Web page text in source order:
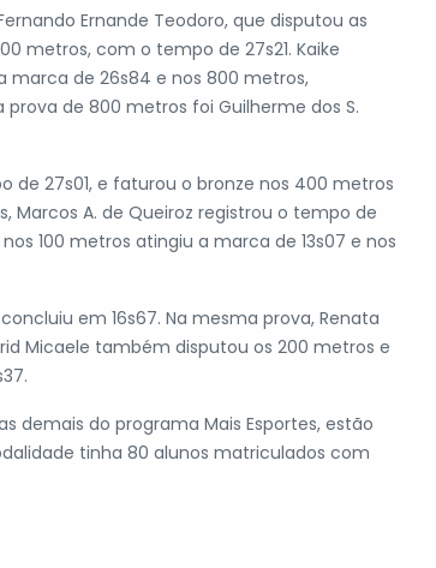
Ernande Teodoro, que disputou as
metros, com o tempo de 27s21. Kaike
de 26s84 e nos 800 metros,
de 800 metros foi Guilherme dos S.
de 27s01, e faturou o bronze nos 400 metros
Marcos A. de Queiroz registrou o tempo de
100 metros atingiu a marca de 13s07 e nos
em 16s67. Na mesma prova, Renata
Micaele também disputou os 200 metros e
demais do programa Mais Esportes, estão
tinha 80 alunos matriculados com